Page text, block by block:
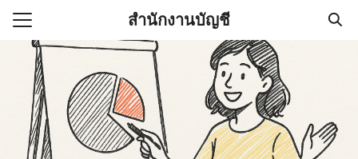
Skip
content
สำนักงานบัญชี
(ไม่มีชื่อ)
านบัญชี (Accounting
ช่วยสำคัญในการบริหาร
Search